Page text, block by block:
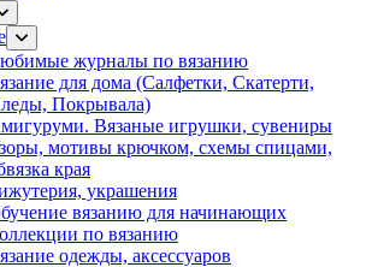
журналы по вязанию
для дома (Салфетки, Скатерти,
Покрывала)
Вязаные игрушки, сувениры
мотивы крючком, схемы спицами,
края
украшения
вязанию для начинающих
по вязанию
одежды, аксессуаров